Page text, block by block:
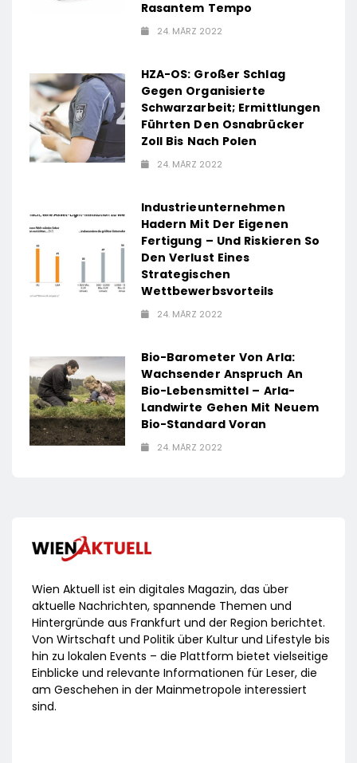
Rasantem Tempo
24. MÄRZ 2022
HZA-OS: Großer Schlag
Gegen Organisierte
Schwarzarbeit; Ermittlungen
Führten Den Osnabrücker
Zoll Bis Nach Polen
24. MÄRZ 2022
Industrieunternehmen
Hadern Mit Der Eigenen
Fertigung – Und Riskieren So
Den Verlust Eines
Strategischen
Wettbewerbsvorteils
24. MÄRZ 2022
Bio-Barometer Von Arla:
Wachsender Anspruch An
Bio-Lebensmittel – Arla-
Landwirte Gehen Mit Neuem
Bio-Standard Voran
24. MÄRZ 2022
Wien Aktuell ist ein digitales Magazin, das über
aktuelle Nachrichten, spannende Themen und
Hintergründe aus Frankfurt und der Region berichtet.
Von Wirtschaft und Politik über Kultur und Lifestyle bis
hin zu lokalen Events – die Plattform bietet vielseitige
Einblicke und relevante Informationen für Leser, die
am Geschehen in der Mainmetropole interessiert
sind.